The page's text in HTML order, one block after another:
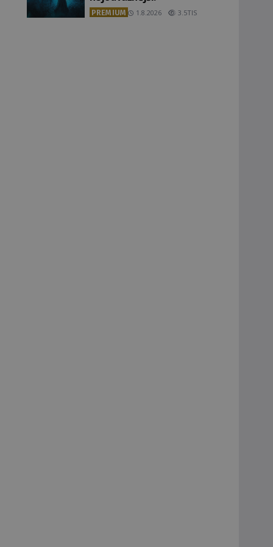
PREMIUM 1.8.2026 3.5TIS